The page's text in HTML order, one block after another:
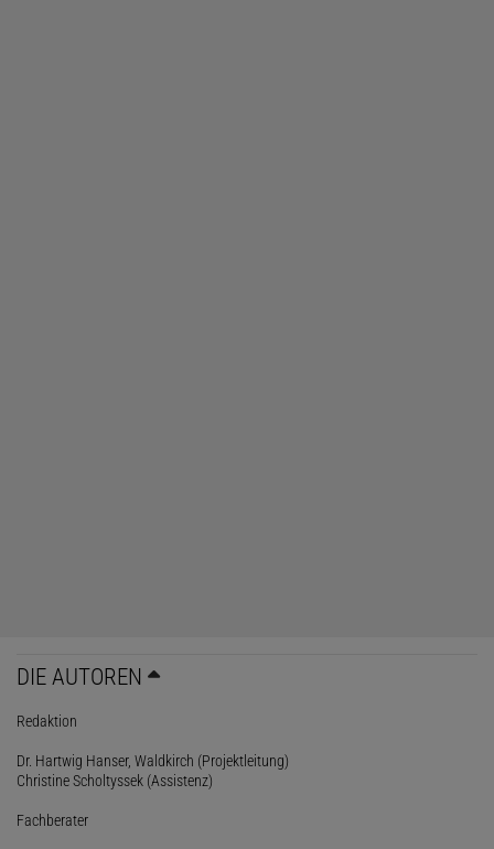
DIE AUTOREN
Redaktion
Dr. Hartwig Hanser, Waldkirch (Projektleitung)
Christine Scholtyssek (Assistenz)
Fachberater